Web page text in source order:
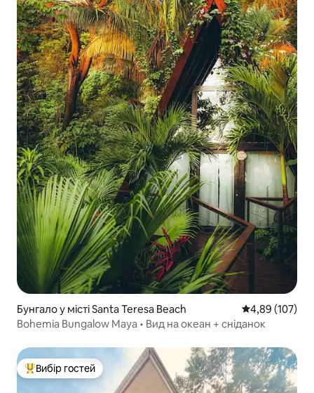
Бунгало у місті Santa Teresa Beach Середня
4,89 (107)
Bohemia Bungalow Maya • Вид на океан + сніданок
Топ вибір гостей
Вибір гостей